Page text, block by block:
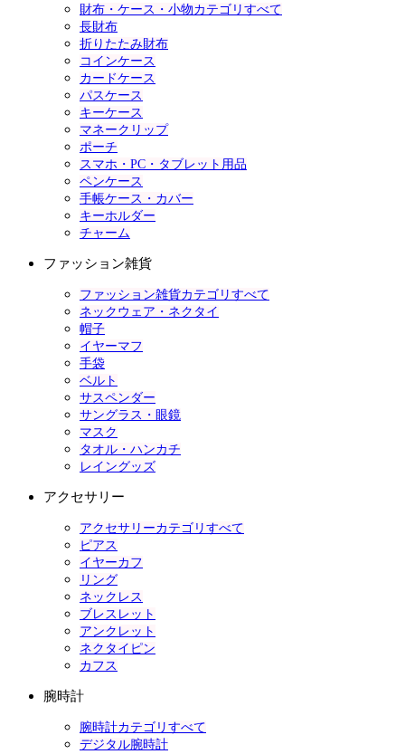
財布・ケース・小物カテゴリすべて
長財布
折りたたみ財布
コインケース
カードケース
パスケース
キーケース
マネークリップ
ポーチ
スマホ・PC・タブレット用品
ペンケース
手帳ケース・カバー
キーホルダー
チャーム
ファッション雑貨
ファッション雑貨カテゴリすべて
ネックウェア・ネクタイ
帽子
イヤーマフ
手袋
ベルト
サスペンダー
サングラス・眼鏡
マスク
タオル・ハンカチ
レイングッズ
アクセサリー
アクセサリーカテゴリすべて
ピアス
イヤーカフ
リング
ネックレス
ブレスレット
アンクレット
ネクタイピン
カフス
腕時計
腕時計カテゴリすべて
デジタル腕時計